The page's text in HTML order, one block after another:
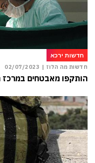
חדשות ירכא
חדשות מה הלוז | 02/07/2023
הותקפו מאבטחים במרכז